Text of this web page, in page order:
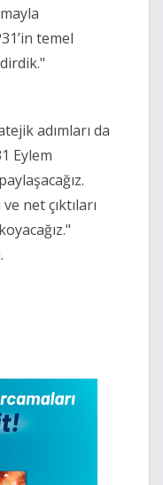
temel
adımları da
Eylem
net çıktıları